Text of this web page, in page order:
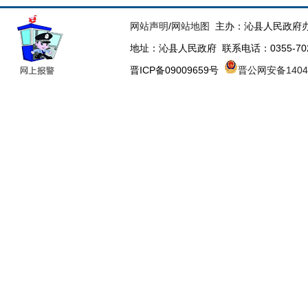
网站声明/网站地图
主办：沁县人民政府
地址：沁县人民政府 联系电话：0355-
晋ICP备09009659号
晋公网安备